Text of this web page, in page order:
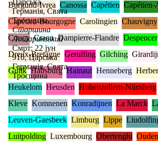
Царська
Германія, Свята
Троєщина,
Старшина
Лотаринзький
Смрт: 22 јун
910, Царська
Германія, Свята
Троєщина
Burgund-Ivrea Canossa Capétien Capétien-
Capétien-Bourgogne Carolingien Chauvigny
Coucy Craon Dampierre-Flandre Despencer
Dreux-Bretagne Gerulfing Gilching
Gulik Habsburg Hainaut Henneberg
Heukelom Heusden Hohenzollern-Nürnberg
Kleve Komnenen Konradijnen La Marck
Leuven-Gaesbeek Limburg Lippe
Luitpolding Luxembourg Obertenghi